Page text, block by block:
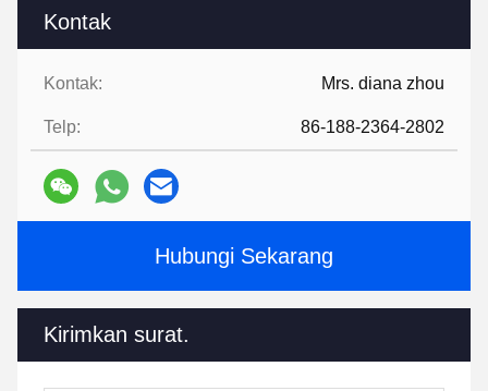
Kontak
Kontak: Mrs. diana zhou
Telp: 86-188-2364-2802
Hubungi Sekarang
Kirimkan surat.